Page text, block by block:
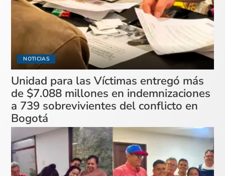
NOTICIAS
Unidad para las Víctimas entregó más
de $7.088 millones en indemnizaciones
a 739 sobrevivientes del conflicto en
Bogotá